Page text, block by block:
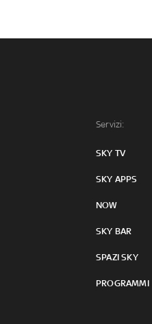
Servizi:
SKY TV
SKY APPS
NOW
SKY BAR
SPAZI SKY
PROGRAMMI